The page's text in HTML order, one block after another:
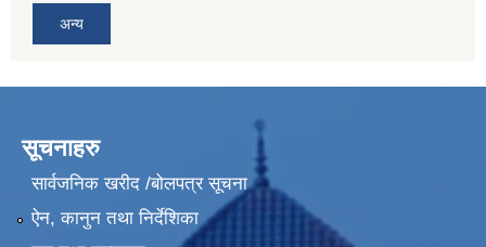
अन्य
सूचनाहरु
सार्वजनिक खरीद /बोलपत्र सूचना
ऐन, कानुन तथा निर्देशिका